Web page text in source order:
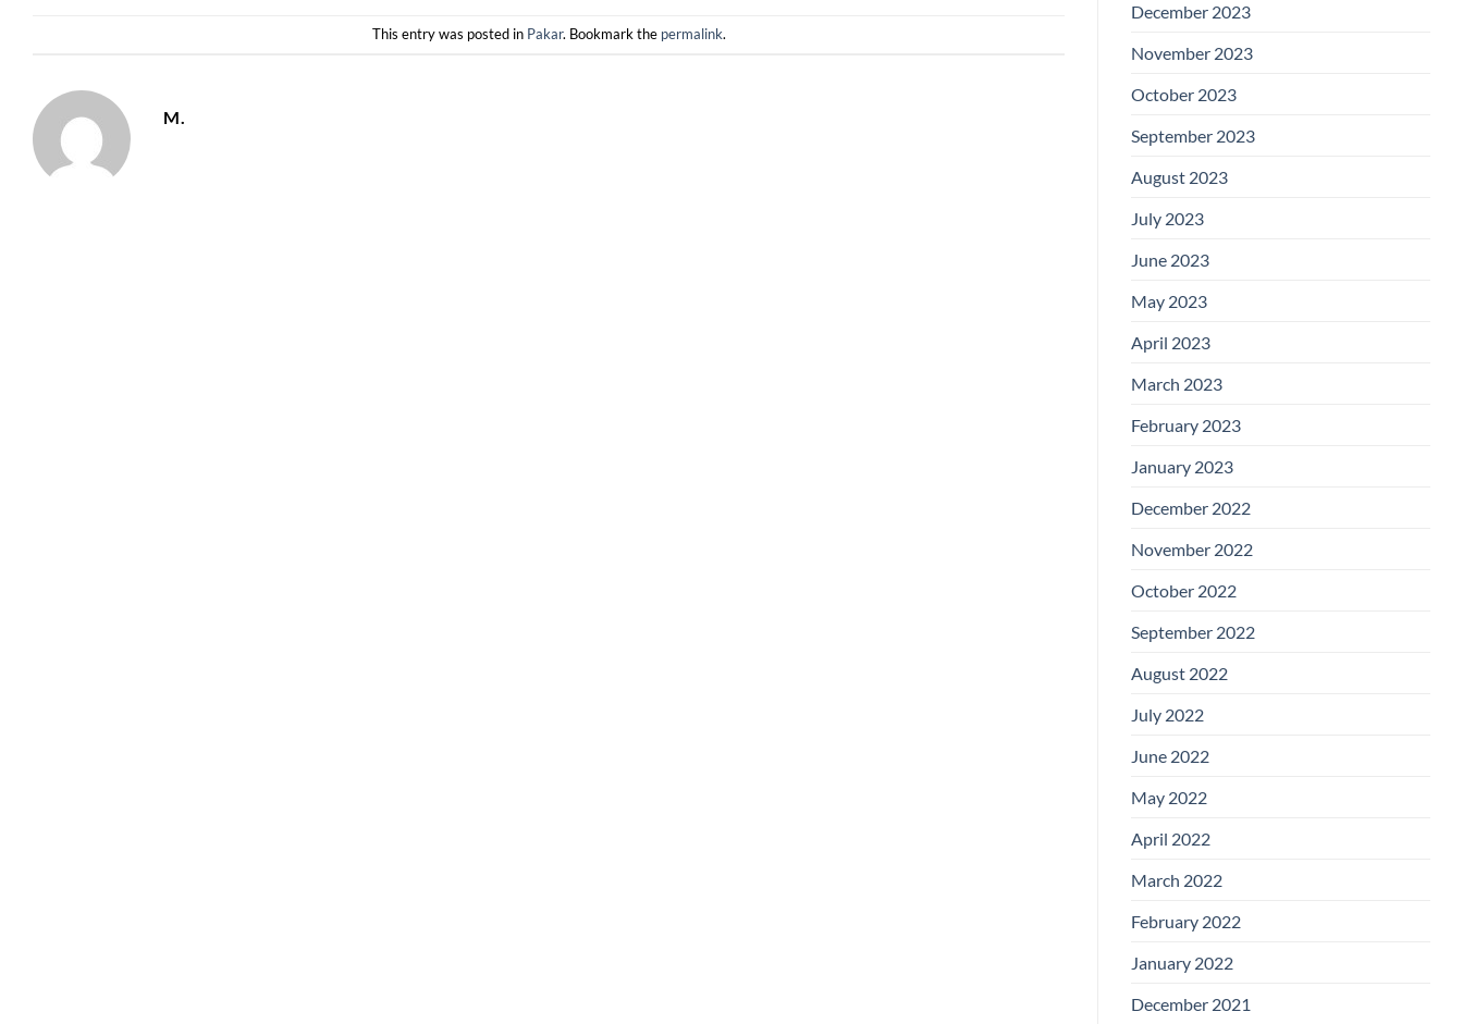
This entry was posted in Pakar. Bookmark the permalink.
M.
December 2023
November 2023
October 2023
September 2023
August 2023
July 2023
June 2023
May 2023
April 2023
March 2023
February 2023
January 2023
December 2022
November 2022
October 2022
September 2022
August 2022
July 2022
June 2022
May 2022
April 2022
March 2022
February 2022
January 2022
December 2021